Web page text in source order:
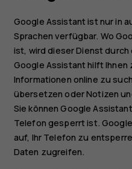
Google Assistant ist nur in
Sprachen verfügbar. Wo
ist, wird dieser Dienst
Google Assistant hilft Ihnen
Informationen online zu
übersetzen oder Notizen
Sie können Google
Telefon gesperrt ist.
auf, Ihr Telefon zu
Daten zugreifen.